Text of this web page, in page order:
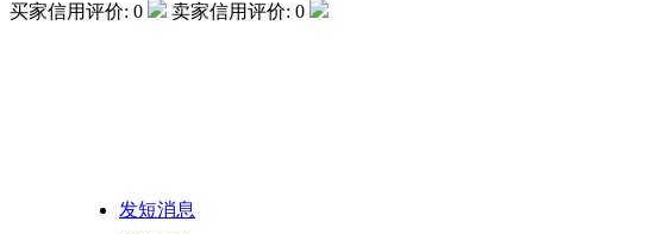
买家信用评价: 0 卖家信用评价: 0
发短消息